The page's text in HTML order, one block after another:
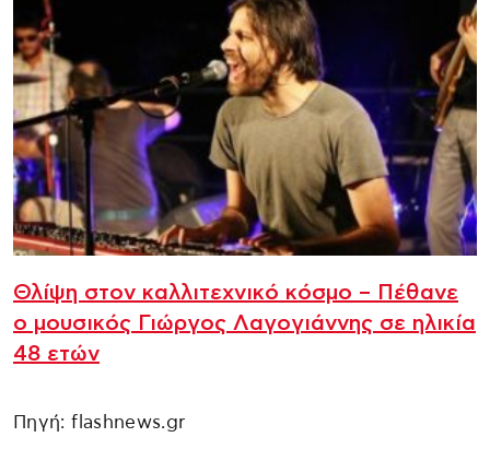
Θλίψη στον καλλιτεχνικό κόσμο – Πέθανε
ο μουσικός Γιώργος Λαγογιάννης σε ηλικία
48 ετών
Πηγή: flashnews.gr